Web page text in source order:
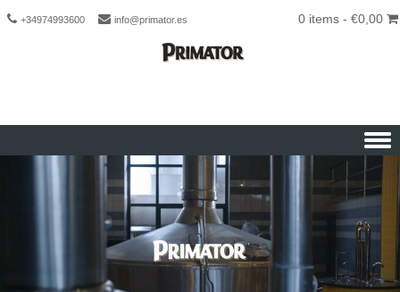
+34974993600 info@primator.es 0 items - €0,00